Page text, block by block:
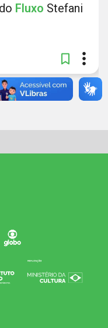
do Fluxo Stefani